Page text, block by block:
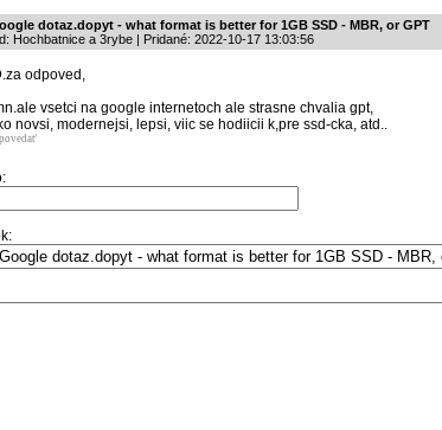
dotaz.dopyt - what format is better for 1GB SSD - MBR, or GPT
Hochbatnice a 3rybe | Pridané: 2022-10-17 13:03:56
odpoved,
vsetci na google internetoch ale strasne chvalia gpt,
novsi, modernejsi, lepsi, viic se hodiicii k,pre ssd-cka, atd..